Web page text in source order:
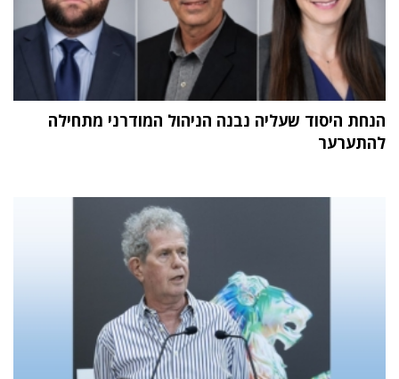
הנחת היסוד שעליה נבנה הניהול המודרני מתחילה
להתערער